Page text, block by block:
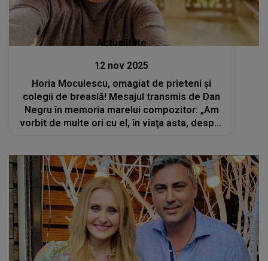
Actualitate
12 nov 2025
Horia Moculescu, omagiat de prieteni și
colegii de breaslă! Mesajul transmis de Dan
Negru în memoria marelui compozitor: „Am
vorbit de multe ori cu el, în viaţa asta, despre